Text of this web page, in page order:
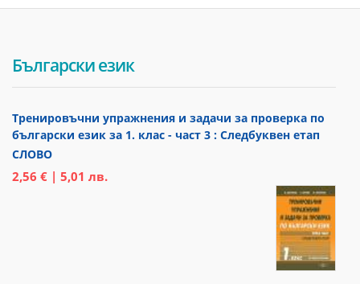
Български език
Тренировъчни упражнения и задачи за проверка по
български език за 1. клас - част 3 : Следбуквен етап
СЛОВО
2,56 € | 5,01 лв.